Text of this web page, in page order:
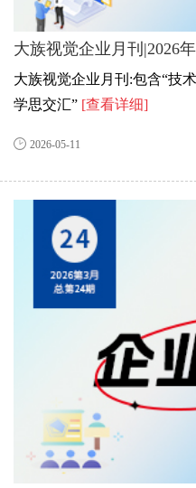
大族视觉企业月刊|2026
大族视觉企业月刊:包含“技
学思交汇” [查看详细]
2026-05-11